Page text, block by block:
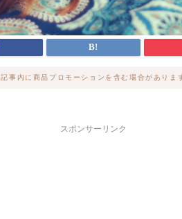
記事内に商品プロモーションを含む場合がありま
スポンサーリンク